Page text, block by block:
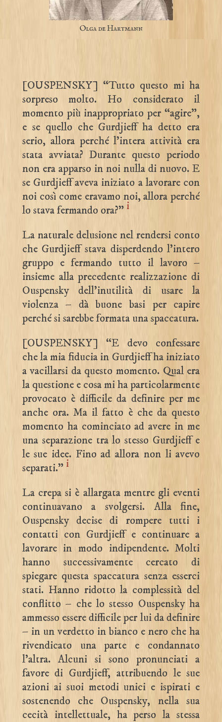
Olga de Hartmann
[OUSPENSKY] “Tutto questo mi ha
sorpreso molto. Ho considerato il
momento più inappropriato per “agire”,
e se quello che Gurdjieff ha detto era
serio, allora perché l’intera attività era
stata avviata? Durante questo periodo
non era apparso in noi nulla di nuovo. E
se Gurdjieff aveva iniziato a lavorare con
noi così come eravamo noi, allora perché
lo stava fermando ora?” i
La naturale delusione nel rendersi conto
che Gurdjieff stava disperdendo l’intero
gruppo e fermando tutto il lavoro –
insieme alla precedente realizzazione di
Ouspensky dell’inutilità di usare la
violenza – dà buone basi per capire
perché si sarebbe formata una spaccatura.
[OUSPENSKY] “E devo confessare
che la mia fiducia in Gurdjieff ha iniziato
a vacillarsi da questo momento. Qual era
la questione e cosa mi ha particolarmente
provocato è difficile da definire per me
anche ora. Ma il fatto è che da questo
momento ha cominciato ad avere in me
una separazione tra lo stesso Gurdjieff e
le sue idee. Fino ad allora non li avevo
separati.” i
La crepa si è allargata mentre gli eventi
continuavano a svolgersi. Alla fine,
Ouspensky decise di rompere tutti i
contatti con Gurdjieff e continuare a
lavorare in modo indipendente. Molti
hanno successivamente cercato di
spiegare questa spaccatura senza esserci
stati. Hanno ridotto la complessità del
conflitto – che lo stesso Ouspensky ha
ammesso essere difficile per lui da definire
– in un verdetto in bianco e nero che ha
rivendicato una parte e condannato
l’altra. Alcuni si sono pronunciati a
favore di Gurdjieff, attribuendo le sue
azioni ai suoi metodi unici e ispirati e
sostenendo che Ouspensky, nella sua
cecità intellettuale, ha perso la stessa